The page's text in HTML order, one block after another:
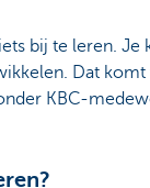
bij te leren.
Dat
KBC-